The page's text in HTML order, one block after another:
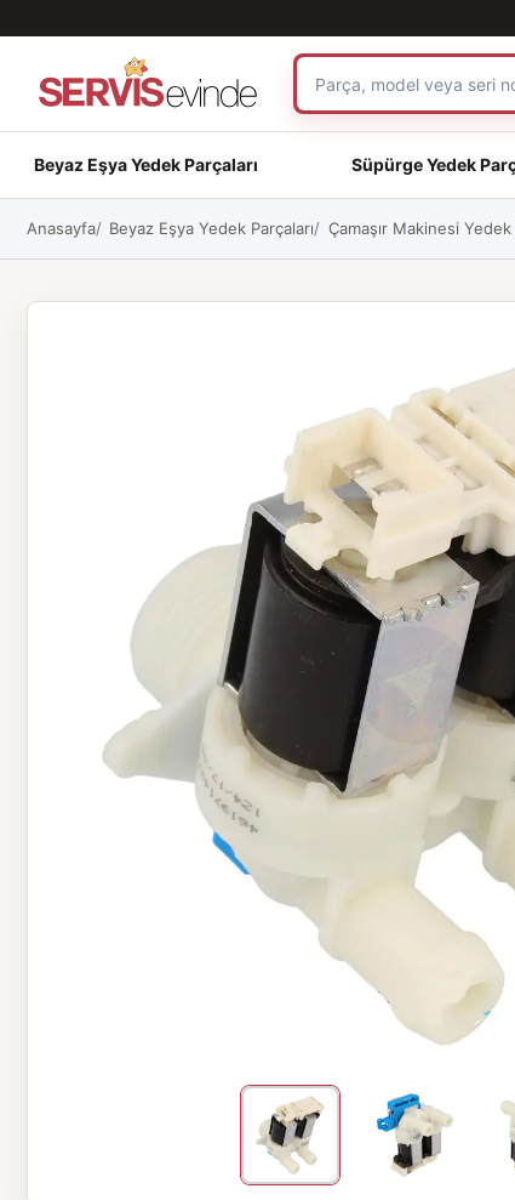
Beyaz Eşya Yedek Parçaları Süpürge Yedek
Anasayfa Beyaz Eşya Yedek Parçaları Çamaşır Makinesi Yedek